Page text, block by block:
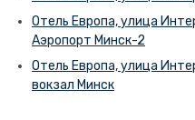
Отель Европа, улица
Аэропорт Минск-2
Отель Европа, улица
вокзал Минск